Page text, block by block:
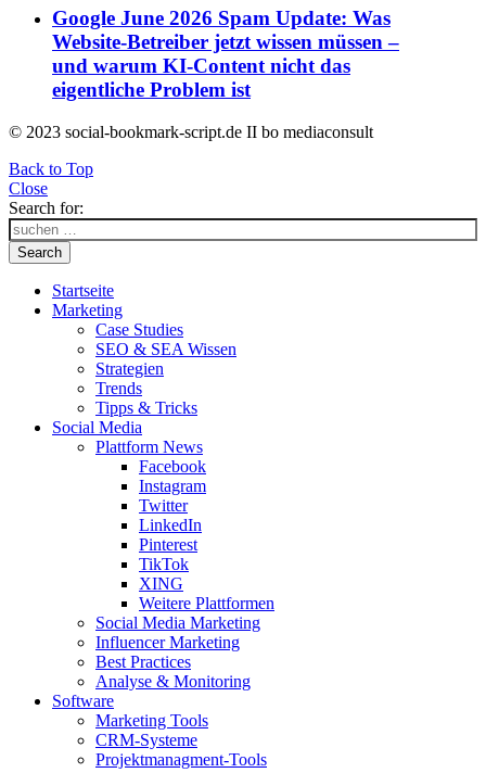
Google June 2026 Spam Update: Was
Website-Betreiber jetzt wissen müssen –
und warum KI-Content nicht das
eigentliche Problem ist
© 2023 social-bookmark-script.de II bo mediaconsult
Back to Top
Close
Search for:
Search
Startseite
Marketing
Case Studies
SEO & SEA Wissen
Strategien
Trends
Tipps & Tricks
Social Media
Plattform News
Facebook
Instagram
Twitter
LinkedIn
Pinterest
TikTok
XING
Weitere Plattformen
Social Media Marketing
Influencer Marketing
Best Practices
Analyse & Monitoring
Software
Marketing Tools
CRM-Systeme
Projektmanagment-Tools